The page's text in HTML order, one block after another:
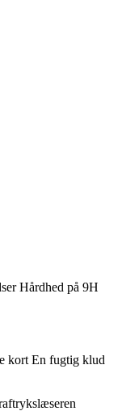
Hårdhed på 9H
kort En fugtig klud